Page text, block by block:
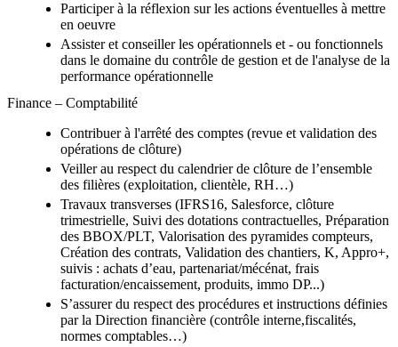
Participer à la réflexion sur les actions éventuelles à mettre
en oeuvre
Assister et conseiller les opérationnels et - ou fonctionnels
dans le domaine du contrôle de gestion et de l'analyse de la
performance opérationnelle
Finance – Comptabilité
Contribuer à l'arrêté des comptes (revue et validation des
opérations de clôture)
Veiller au respect du calendrier de clôture de l’ensemble
des filières (exploitation, clientèle, RH…)
Travaux transverses (IFRS16, Salesforce, clôture
trimestrielle, Suivi des dotations contractuelles, Préparation
des BBOX/PLT, Valorisation des pyramides compteurs,
Création des contrats, Validation des chantiers, K, Appro+,
suivis : achats d’eau, partenariat/mécénat, frais
facturation/encaissement, produits, immo DP...)
S’assurer du respect des procédures et instructions définies
par la Direction financière (contrôle interne,fiscalités,
normes comptables…)